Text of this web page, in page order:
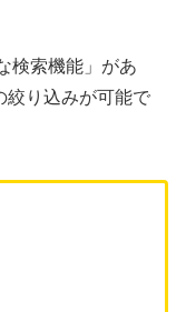
検索機能」があ
絞り込みが可能で